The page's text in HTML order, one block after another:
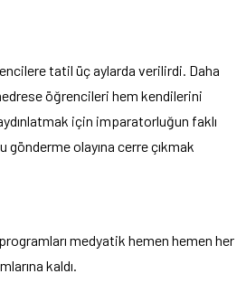
tatil üç aylarda verilirdi. Daha
öğrencileri hem kendilerini
için imparatorluğun faklı
olayına cerre çıkmak
medyatik hemen hemen her
kaldı.